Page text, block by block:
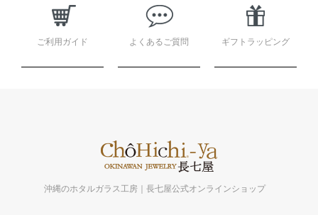
ご利用ガイド よくあるご質問 ギフトラッピング
沖縄のホタルガラス工房｜長七屋公式オンラインショップ